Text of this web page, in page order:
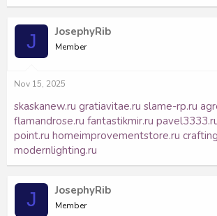
J JosephyRib
Member
Nov 15, 2025
skaskanew.ru gratiavitae.ru slame-rp.ru
flamandrose.ru fantastikmir.ru
point.ru homeimprovementstore.ru
modernlighting.ru
J JosephyRib
Member